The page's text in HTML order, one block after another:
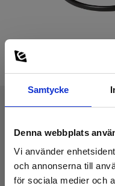
Samtycke
Denna webbplats
Vi använder
och annonserna till
för sociala medier och
Tekniska Data:
Standarder och